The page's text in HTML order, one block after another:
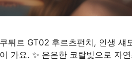
튀르 GT02 후르츠펀치, 인생 섀
가요. ✨ 은은한 코랄빛으로 자